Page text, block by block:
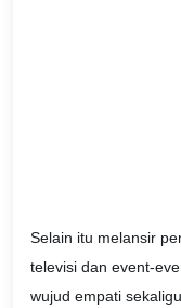
Selain itu melansir
televisi dan event-
wujud empati